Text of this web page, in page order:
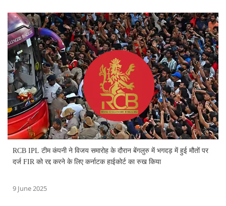
RCB IPL टीम कंपनी ने विजय समारोह के दौरान बेंगलुरु में भगदड़ में हुई मौतों पर
दर्ज FIR को रद्द करने के लिए कर्नाटक हाईकोर्ट का रुख किया
9 June 2025